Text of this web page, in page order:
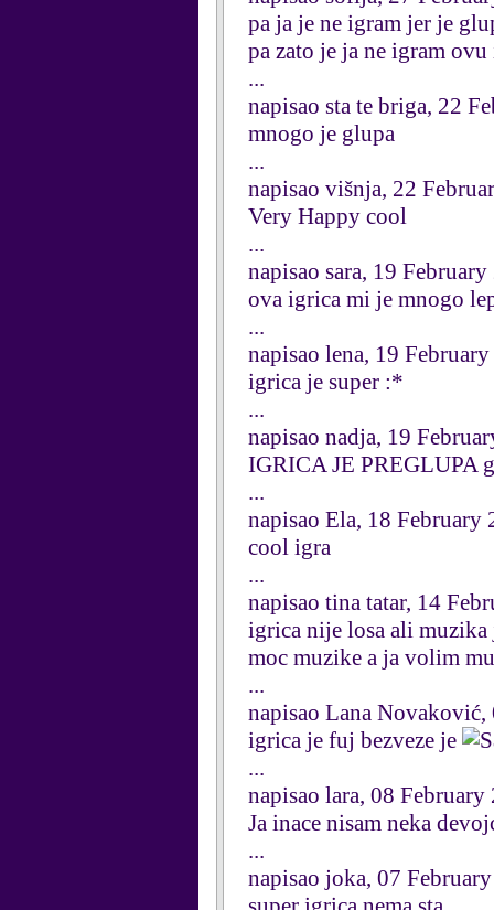
pa ja je ne igram jer je
pa zato je ja ne igram
...
napisao sta te briga, 22
mnogo je glupa
...
napisao višnja, 22
Very Happy cool
...
napisao sara, 19
ova igrica mi je mnogo
...
napisao lena, 19
igrica je super :*
...
napisao nadja, 19
IGRICA JE PREGLUPA
...
napisao Ela, 18 February
cool igra
...
napisao tina tatar, 14
igrica nije losa ali
moc muzike a ja volim
...
napisao Lana
igrica je fuj bezveze je
...
napisao lara, 08 February
Ja inace nisam neka
...
napisao joka, 07